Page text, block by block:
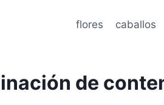
flores caballos
de